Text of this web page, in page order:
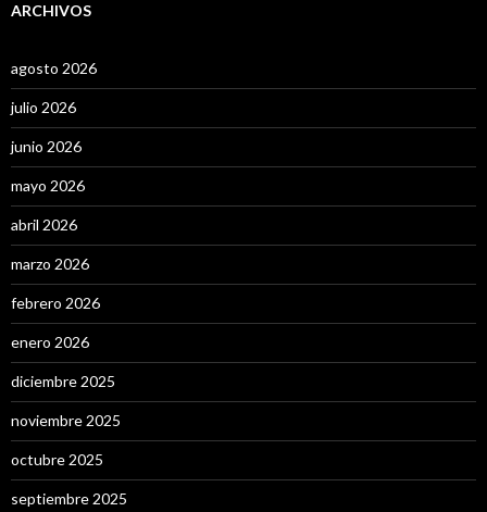
ARCHIVOS
agosto 2026
julio 2026
junio 2026
mayo 2026
abril 2026
marzo 2026
febrero 2026
enero 2026
diciembre 2025
noviembre 2025
octubre 2025
septiembre 2025